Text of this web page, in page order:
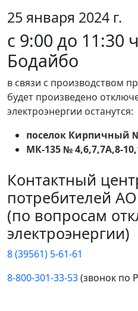
25 января 2024 г.
с 9:00 до 11:30
Бодайбо
в связи с производством
будет произведено
электроэнергии останутся:
поселок Кирпичный
МК-135 № 4,6,7,7А,8-
Контактный
потребителей
(по вопросам
электроэнергии)
8 (39561) 5-61-61
8-800-301-33-53(звонок по